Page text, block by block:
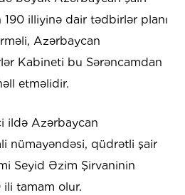
illiyinə dair tədbirlər planı
Azərbaycan
Kabineti bu Sərəncamdan
etməlidir.
ildə Azərbaycan
nümayəndəsi, qüdrətli şair
Seyid Əzim Şirvaninin
ili tamam olur.